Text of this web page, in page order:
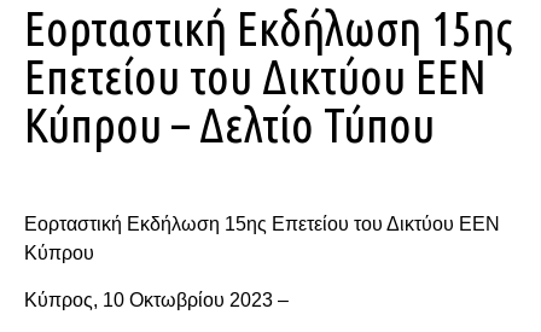
Εορταστική Εκδήλωση 15ης
Επετείου του Δικτύου ΕΕΝ
Κύπρου – Δελτίο Τύπου
Εορταστική Εκδήλωση 15ης Επετείου του Δικτύου ΕΕΝ
Κύπρου
Κύπρος, 10 Οκτωβρίου 2023 –